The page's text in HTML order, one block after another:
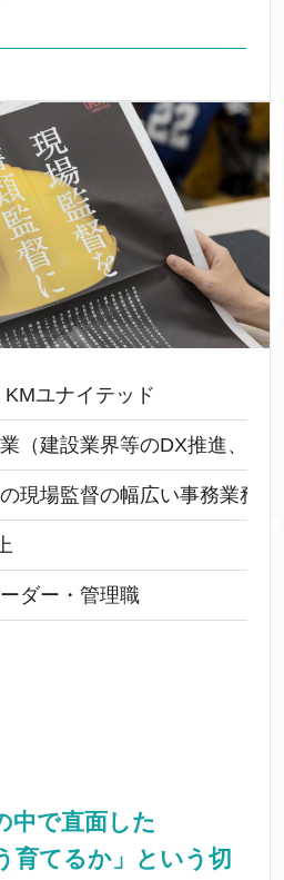
ユナイテッド
（建設業界等のDX推進、価
現場監督の幅広い事務業務
ダー・管理職
中で直面した
育てるか」という切